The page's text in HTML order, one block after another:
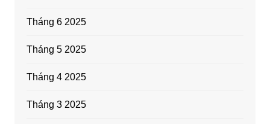
Tháng 6 2025
Tháng 5 2025
Tháng 4 2025
Tháng 3 2025